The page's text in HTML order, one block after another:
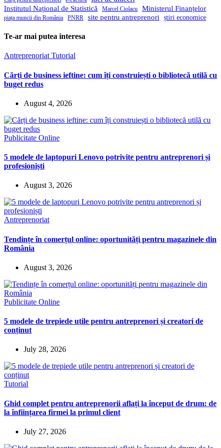
Institutul Național de Statistică Marcel Ciolacu Ministerul Finanțelor
piața muncii din România PNRR site pentru antreprenori știri economice
Te-ar mai putea interesa
Antreprenoriat Tutorial
Cărți de business ieftine: cum îți construiești o bibliotecă utilă cu
buget redus
August 4, 2026
Publicitate Online
5 modele de laptopuri Lenovo potrivite pentru antreprenori și
profesioniști
August 3, 2026
Antreprenoriat
Tendințe în comerțul online: oportunități pentru magazinele din
România
August 3, 2026
Publicitate Online
5 modele de trepiede utile pentru antreprenori și creatori de
conținut
July 28, 2026
Tutorial
Ghid complet pentru antreprenorii aflați la început de drum: de
la înființarea firmei la primul client
July 27, 2026